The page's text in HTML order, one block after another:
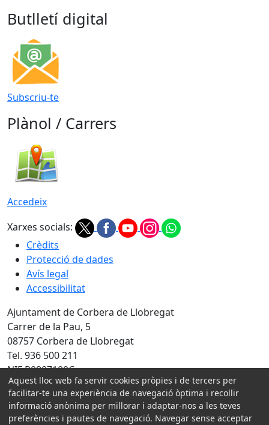
Butlletí digital
Subscriu-te
Plànol / Carrers
Accedeix
Xarxes socials:
Crèdits
Protecció de dades
Avís legal
Accessibilitat
Ajuntament de Corbera de Llobregat
Carrer de la Pau, 5
08757 Corbera de Llobregat
Tel. 936 500 211
NIF P0807100C
Amb la col·laboració de:
Aquest lloc web fa servir cookies pròpies i de tercers per
facilitar-te una experiència de navegació òptima i recollir
informació anònima per millorar i adaptar-nos a les teves
preferències i pautes de navegació. Navegar sense acceptar